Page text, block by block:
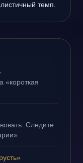
темп.
«короткая
Следите